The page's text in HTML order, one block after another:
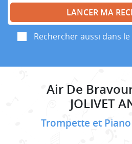
Rechercher aussi dans
Air De
JOLIVET
Trompette et Piano